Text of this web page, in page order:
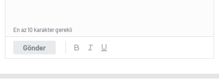
Gönder
En az 10 karakter gerekli